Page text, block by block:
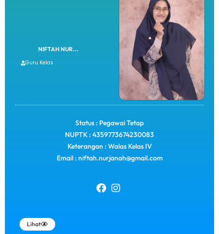
NIFTAH NUR...
Guru Kelas
Status : Pegawai Tetap
NUPTK : 4359773674230083
Keterangan : Walas Kelas IV
Email : niftah.nurjanah@gmail.com
Lihat